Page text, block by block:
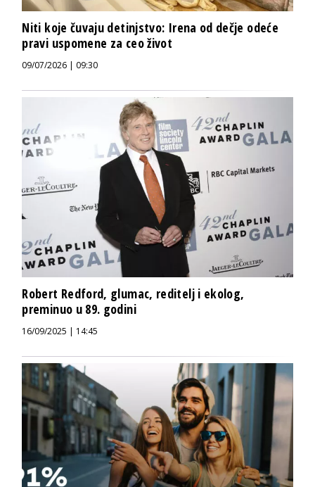
Niti koje čuvaju detinjstvo: Irena od dečje odeće
pravi uspomene za ceo život
09/07/2026 | 09:30
Robert Redford, glumac, reditelj i ekolog,
preminuo u 89. godini
16/09/2025 | 14:45